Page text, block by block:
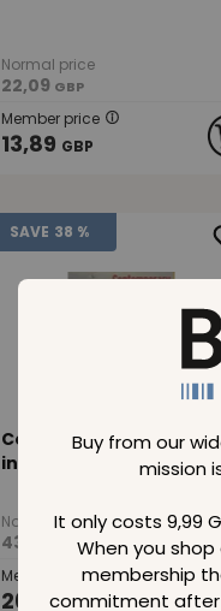
Buy from our
mission
It only costs 9,99
When you
membership
commitment after
Normal price
22,09 GBP
Member price
13,89 GBP
SAVE 38 %
Contemporary Painting
in Context
Normal price
43,49 GBP
Member price
26,89 GBP